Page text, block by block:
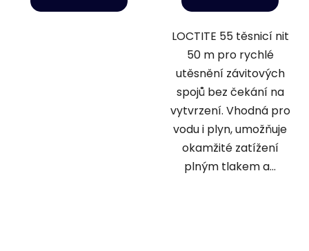
LOCTITE 55 těsnicí nit
50 m pro rychlé
utěsnění závitových
spojů bez čekání na
vytvrzení. Vhodná pro
vodu i plyn, umožňuje
okamžité zatížení
plným tlakem a...